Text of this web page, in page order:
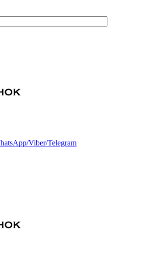
Viber/Telegram